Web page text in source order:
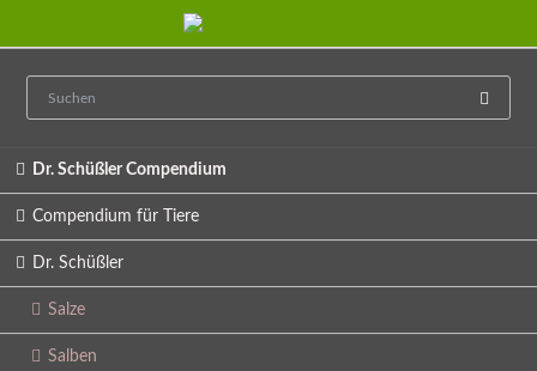
Dr. Schüßler Compendium
Compendium für Tiere
Dr. Schüßler
Salze
Salben